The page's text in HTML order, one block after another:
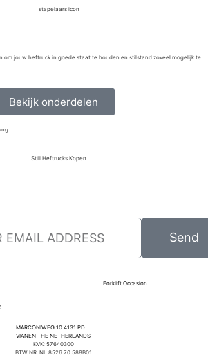
om jouw heftruck in goede staat te houden en stilstand zoveel mogelijk te
Bekijk onderdelen
Send
MARCONIWEG 10 4131 PD
VIANEN THE NETHERLANDS
KVK: 57640300
BTW NR. NL 8526.70.588B01